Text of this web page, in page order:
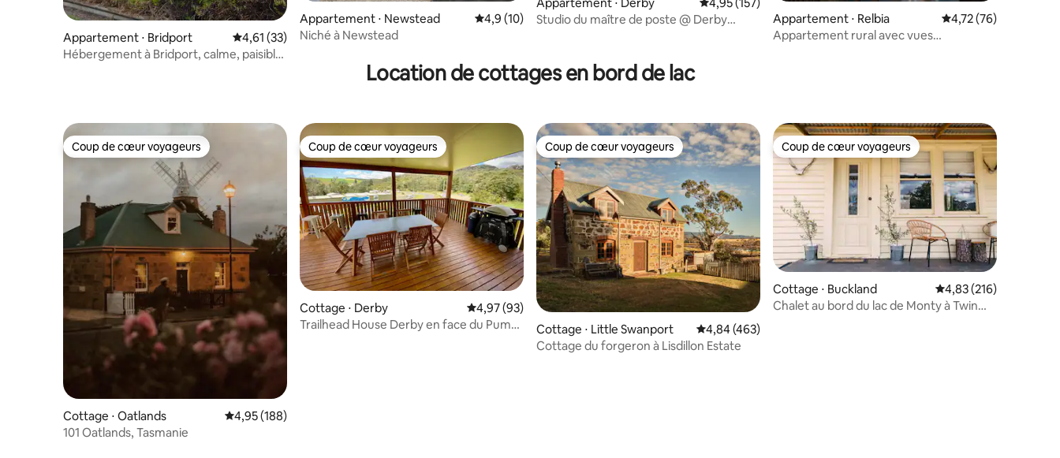
Appartement ⋅ Bridport Évaluation moyenne sur la base de 33 commentaires : 4,61 sur 5
4,61 (33)
Hébergement à Bridport, calme, paisible,
Appartement ⋅ Newstead Évaluation moyenne sur la base de 10 commentaires : 4,9 sur 5
4,9 (10)
Niché à Newstead
Studio du maître de poste @ Derby
Appartement ⋅ Relbia Évaluation moyenne
4,72 (76)
Appartement rural avec vues
Location de cottages en bord de lac
Coup de cœur voyageurs
Coup de cœur voyageurs
Cottage ⋅ Oatlands Évaluation moyenne sur la base de 188 commentaires : 4,95 sur 5
4,95 (188)
101 Oatlands, Tasmanie
Coup de cœur voyageurs
Coup de cœur voyageurs
Cottage ⋅ Derby Évaluation moyenne sur la base de 93 commentaires : 4,97 sur 5
4,97 (93)
Trailhead House Derby en face du Pump
Coup de cœur voyageurs
Coup de cœur voyageurs
Cottage ⋅ Little Swanport Évaluation moyenne sur la base de 463 commentaires : 4,84 sur 5
4,84 (463)
Cottage du forgeron à Lisdillon Estate
Coup de cœur voyageurs
Coup de cœur voyageurs
Cottage ⋅ Buckland Évaluation moyenne
4,83 (216)
Chalet au bord du lac de Monty à Twin